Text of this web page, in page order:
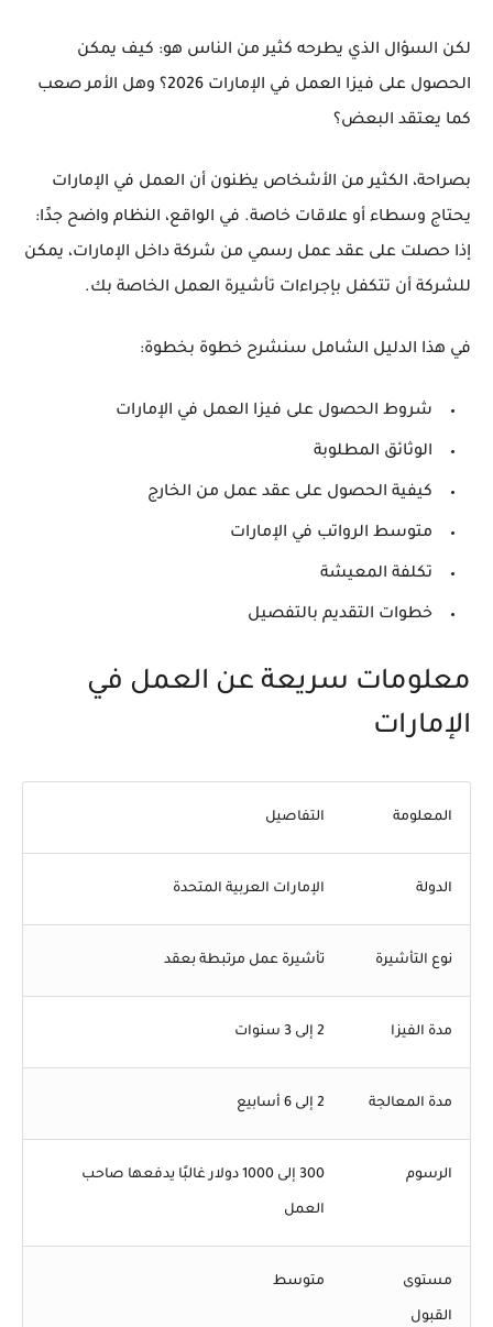
لكن السؤال الذي يطرحه كثير من الناس هو: كيف يمكن
الحصول على فيزا العمل في الإمارات 2026؟ وهل الأمر صعب
كما يعتقد البعض؟
بصراحة، الكثير من الأشخاص يظنون أن العمل في الإمارات
يحتاج وسطاء أو علاقات خاصة. في الواقع، النظام واضح جدًا:
إذا حصلت على عقد عمل رسمي من شركة داخل الإمارات، يمكن
للشركة أن تتكفل بإجراءات تأشيرة العمل الخاصة بك.
في هذا الدليل الشامل سنشرح خطوة بخطوة:
شروط الحصول على فيزا العمل في الإمارات
الوثائق المطلوبة
كيفية الحصول على عقد عمل من الخارج
متوسط الرواتب في الإمارات
تكلفة المعيشة
خطوات التقديم بالتفصيل
معلومات سريعة عن العمل في
الإمارات
المعلومة التفاصيل
الدولة الإمارات العربية المتحدة
نوع التأشيرة تأشيرة عمل مرتبطة بعقد
مدة الفيزا 2 إلى 3 سنوات
مدة المعالجة 2 إلى 6 أسابيع
الرسوم 300 إلى 1000 دولار غالبًا يدفعها صاحب
العمل
مستوى
القبول
متوسط